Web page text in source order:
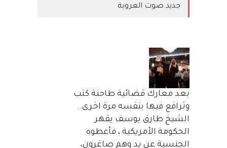
جديد صوت العروبة
بعد معارك قضائية طاحنة كتب
وترافع فيها بنفسه مرة اخرى..
الشيخ طارق يوسف يقهر
الحكومة الأمريكية ، فأعطوه
الجنسية عن يد وهم صاغرون،